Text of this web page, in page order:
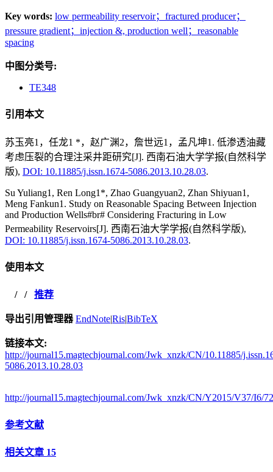
Key words: low permeability reservoir；fractured producer；
pressure gradient；injection &, production well；reasonable
spacing
中图分类号:
TE348
引用本文
苏玉亮1，任龙1 *，赵广渊2，詹世远1，孟凡坤1. 低渗透油藏
考虑压裂的合理注采井距研究[J]. 西南石油大学学报(自然科学
版), DOI: 10.11885/j.issn.1674-5086.2013.10.28.03.
Su Yuliang1, Ren Long1*, Zhao Guangyuan2, Zhan Shiyuan1,
Meng Fankun1. Study on Reasonable Spacing Between Injection
and Production Wells#br# Considering Fracturing in Low
Permeability Reservoirs[J]. 西南石油大学学报(自然科学版),
DOI: 10.11885/j.issn.1674-5086.2013.10.28.03.
使用本文
/ / 推荐
导出引用管理器 EndNote|Ris|BibTeX
链接本文:
http://journal15.magtechjournal.com/Jwk_xnzk/CN/10.11885/
5086.2013.10.28.03
http://journal15.magtechjournal.com/Jwk_xnzk/CN/Y2015/V37/I6/72
参考文献
相关文章 15